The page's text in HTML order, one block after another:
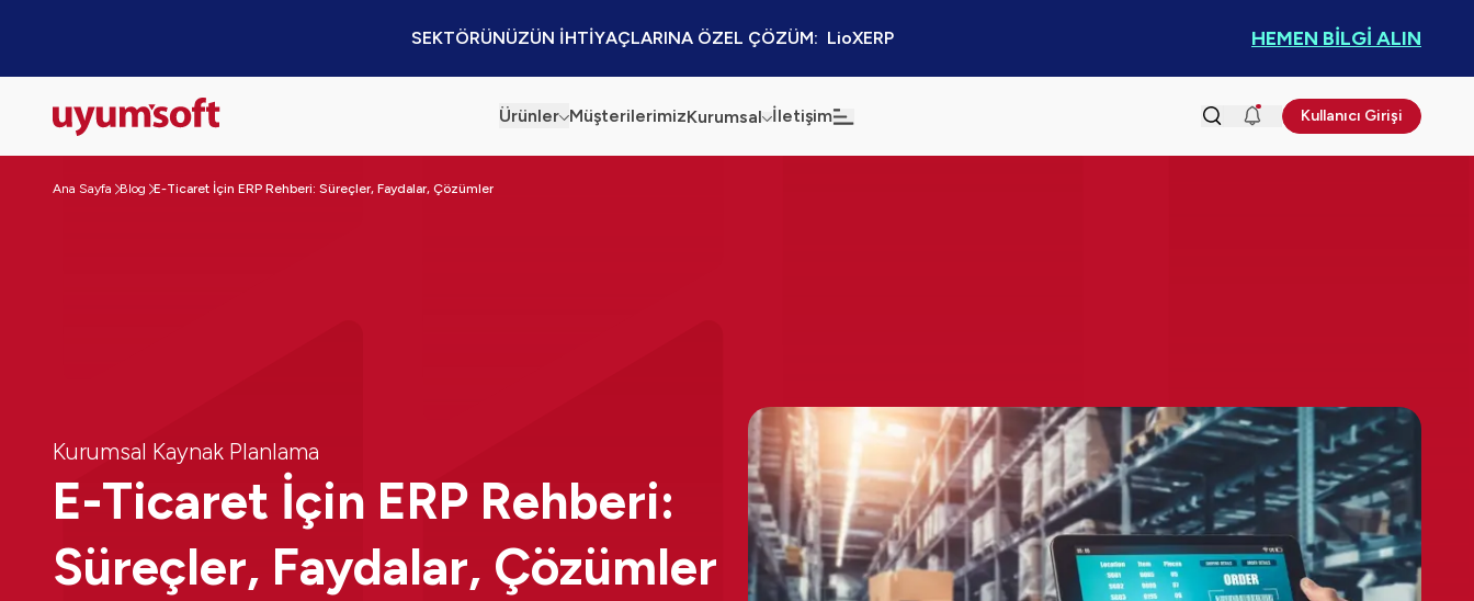
SEKTÖRÜNÜZÜN İHTİYAÇLARINA ÖZEL ÇÖZÜM:  LioXERP HEMEN BİLGİ ALIN
Ürünler MüşterilerimizKurumsal İletişim
İş Ortaklığı Platformu
Kullanıcı Girişi
Ana Sayfa Blog E-Ticaret İçin ERP Rehberi: Süreçler, Faydalar, Çözümler
Kurumsal Kaynak Planlama
E-Ticaret İçin ERP Rehberi:
Süreçler, Faydalar, Çözümler